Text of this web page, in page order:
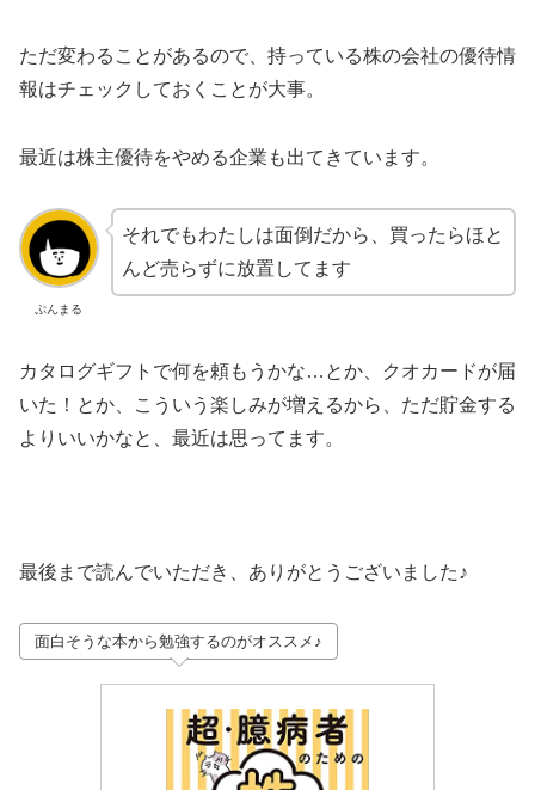
ただ変わることがあるので、持っている株の会社の優待情
報はチェックしておくことが大事。
最近は株主優待をやめる企業も出てきています。
ぷんまる
それでもわたしは面倒だから、買ったらほと
んど売らずに放置してます
カタログギフトで何を頼もうかな…とか、クオカードが届
いた！とか、こういう楽しみが増えるから、ただ貯金する
よりいいかなと、最近は思ってます。
最後まで読んでいただき、ありがとうございました♪
面白そうな本から勉強するのがオススメ♪